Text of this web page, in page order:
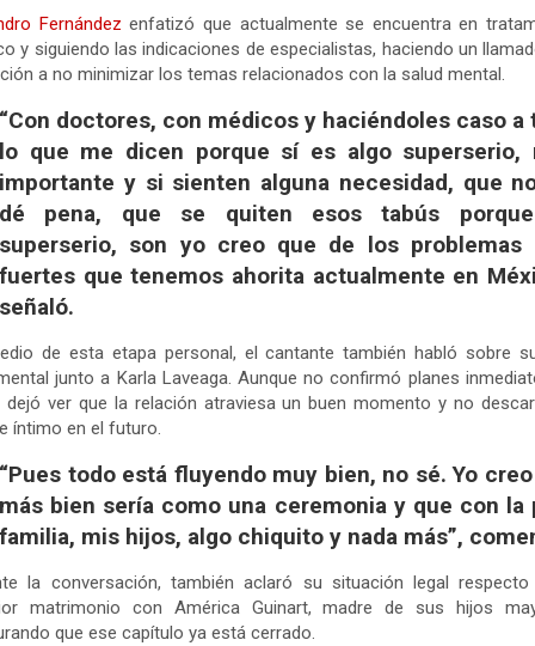
Fernández enfatizó que actualmente se encuentra en
y siguiendo las indicaciones de especialistas, haciendo un
a no minimizar los temas relacionados con la salud mental.
“Con doctores, con médicos y haciéndoles caso a
lo que me dicen porque sí es algo superserio,
importante y si sienten alguna necesidad, que
dé pena, que se quiten esos tabús
superserio, son yo creo que de los problemas
fuertes que tenemos ahorita actualmente en
señaló.
de esta etapa personal, el cantante también habló sobre
junto a Karla Laveaga. Aunque no confirmó planes
dejó ver que la relación atraviesa un buen momento y no
íntimo en el futuro.
“Pues todo está fluyendo muy bien, no sé. Yo
más bien sería como una ceremonia y que con la
familia, mis hijos, algo chiquito y nada más”,
la conversación, también aclaró su situación legal
matrimonio con América Guinart, madre de sus hijos
que ese capítulo ya está cerrado.